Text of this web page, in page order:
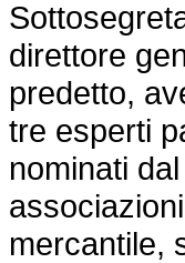
direttore
predetto,
tre esperti
nominati
mercantile,